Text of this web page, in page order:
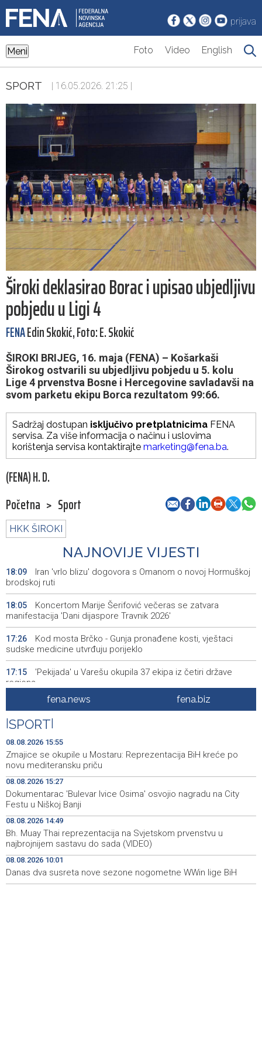
prijava
Meni Foto Video English
SPORT | 16.05.2026. 21:25 |
Široki deklasirao Borac i upisao ubjedljivu
pobjedu u Ligi 4
FENAEdin Skokić, Foto: E. Skokić
ŠIROKI BRIJEG, 16. maja (FENA) – Košarkaši
Širokog ostvarili su ubjedljivu pobjedu u 5. kolu
Lige 4 prvenstva Bosne i Hercegovine savladavši na
svom parketu ekipu Borca rezultatom 99:66.
Sadržaj dostupan isključivo pretplatnicima FENA
servisa. Za više informacija o načinu i uslovima
korištenja servisa kontaktirajte marketing@fena.ba.
(FENA) H. D.
Početna > Sport
HKK ŠIROKI
NAJNOVIJE VIJESTI
18:09
Iran 'vrlo blizu' dogovora s Omanom o novoj Hormuškoj
brodskoj ruti
18:05
Koncertom Marije Šerifović večeras se zatvara
manifestacija 'Dani dijaspore Travnik 2026'
17:26
Kod mosta Brčko - Gunja pronađene kosti, vještaci
sudske medicine utvrđuju porijeklo
17:15
'Pekijada' u Varešu okupila 37 ekipa iz četiri države
regiona
U rijeci Krivaji kod Zavidovića utopio se muškarac
16:08 Otvorena džamija u Milatkovićima kod Čajniča
15:55
Zmajice se okupile u Mostaru: Reprezentacija BiH kreće
po novu mediteransku priču
15:55
SFF - Specijalna predfestivalska projekcija restauriranog
filma 'Žena s krajolikom' Ivice Matića
15:37
Požar kod Konjica i dalje aktivan, stanje bolje nego
jutros
15:27
Dokumentarac 'Bulevar Ivice Osima' osvojio nagradu na
City Festu u Niškoj Banji
fena.news fena.biz
SPORT
08.08.2026 15:55
Zmajice se okupile u Mostaru: Reprezentacija BiH kreće po
novu mediteransku priču
08.08.2026 15:27
Dokumentarac 'Bulevar Ivice Osima' osvojio nagradu na City
Festu u Niškoj Banji
08.08.2026 14:49
Bh. Muay Thai reprezentacija na Svjetskom prvenstvu u
najbrojnijem sastavu do sada (VIDEO)
08.08.2026 10:01
Danas dva susreta nove sezone nogometne WWin lige BiH